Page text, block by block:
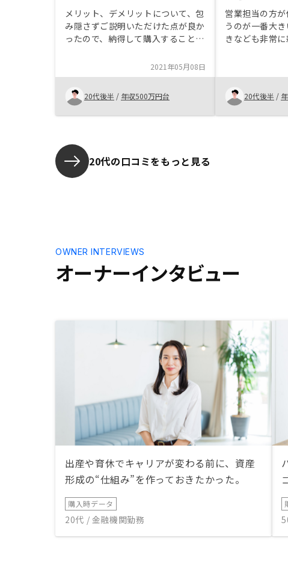
メリット、デメリットについて、包
み隠さずご説明いただけた点が良か
ったので、納得して購入することが
2021年05月08日
20代後半 / 年収500万円台
営業担当の方
うのが一番大
きなども非常
証をしてくれ
ったことも魅
どうぞよろし
20代後半 /
20代の口コミをもっと見る
オーナーインタビュー
OWNER INTERVIEWS
出産や育休でキャリアが変わる前に、資産
形成の“仕組み”を作っておきたかった。
購入時データ
20代 / 金融機関勤務